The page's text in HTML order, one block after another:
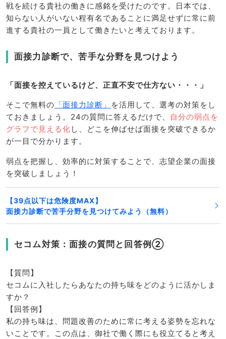
戦を続ける貴社の働きに感銘を受けたのです。日本では、
知らない人がいない程有名であることに満足せずに常に前
進する貴社の一員として働きたいと考えております。
面接力診断で、苦手な分野を見つけよう
「面接を控えているけど、正直不安で仕方ない・・・」
そこで無料の 「面接力診断」
を活用して、選考の対策をし
ておきましょう。24の質問に答えるだけで、
自分の弱点を
グラフで見える化 し、どこを伸ばせば面接を突破できるか
が一目で分かります。
弱点を把握し、効率的に対策することで、志望企業の面接
を突破しましょう！
【39点以下は危険度MAX】
面接力診断で苦手分野を見つけてみよう（無料）
セコム対策：面接の質問と回答例②
【質問】
セコムに入社したらあなたの持ち味をどのように活かしま
すか？
【回答例】
私の持ち味は、問題改善のために常に考える姿勢を忘れな
いことです。この点は、御社で働く際にも役立てると考え